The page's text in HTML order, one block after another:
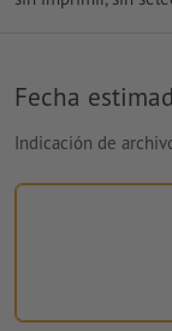
Fecha
Indicación de